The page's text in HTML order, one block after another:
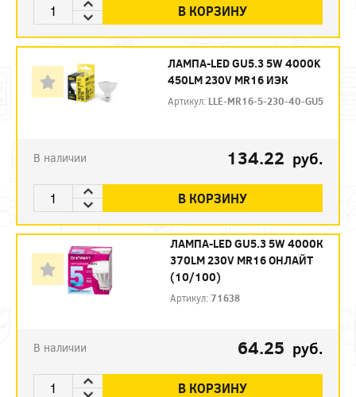
В КОРЗИНУ
ЛАМПА-LED GU5.3 5W 4000K
450LM 230V MR16 ИЭК
Артикул: LLE-MR16-5-230-40-GU5
В наличии 134.22 руб.
В КОРЗИНУ
ЛАМПА-LED GU5.3 5W 4000К
370LM 230V MR16 ОНЛАЙТ
(10/100)
Артикул:71638
В наличии 64.25 руб.
В КОРЗИНУ